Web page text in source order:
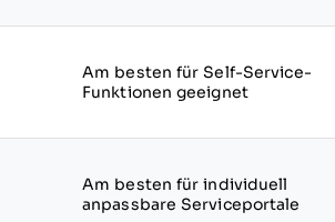
Am besten für Self-Service-
Funktionen geeignet
Am besten für individuell
anpassbare Serviceportale